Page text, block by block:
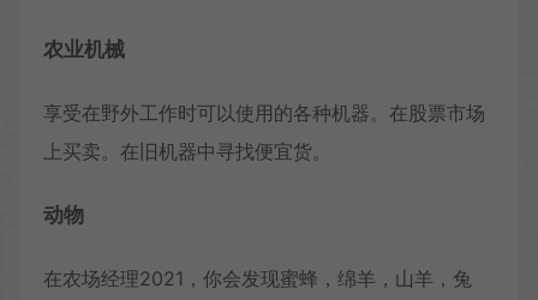
农业机械
享受在野外工作时可以使用的各种机器。在股票市场
上买卖。在旧机器中寻找便宜货。
动物
在农场经理2021，你会发现蜜蜂，绵羊，山羊，兔